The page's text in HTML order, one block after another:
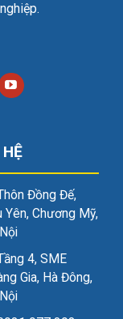
Đồng Đế,
Yên, Chương Mỹ,
4, SME
Gia, Hà Đông,